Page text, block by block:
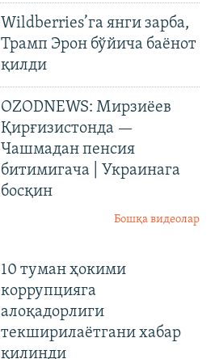
Wildberries’га янги зарба,
Трамп Эрон бўйича баёнот
қилди
OZODNEWS: Мирзиёев
Қирғизистонда —
Чашмадан пенсия
битимигача | Украинага
босқин
Бошқа видеолар
10 туман ҳокими
коррупцияга
алоқадорлиги
текширилаётгани хабар
қилинди